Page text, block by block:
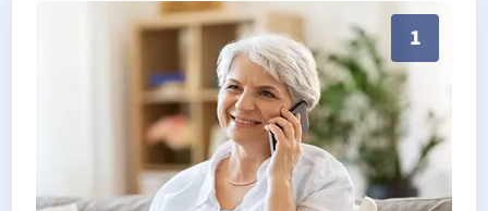
1
Persönliche Treppenlift-Beratung in Irndorf 78597